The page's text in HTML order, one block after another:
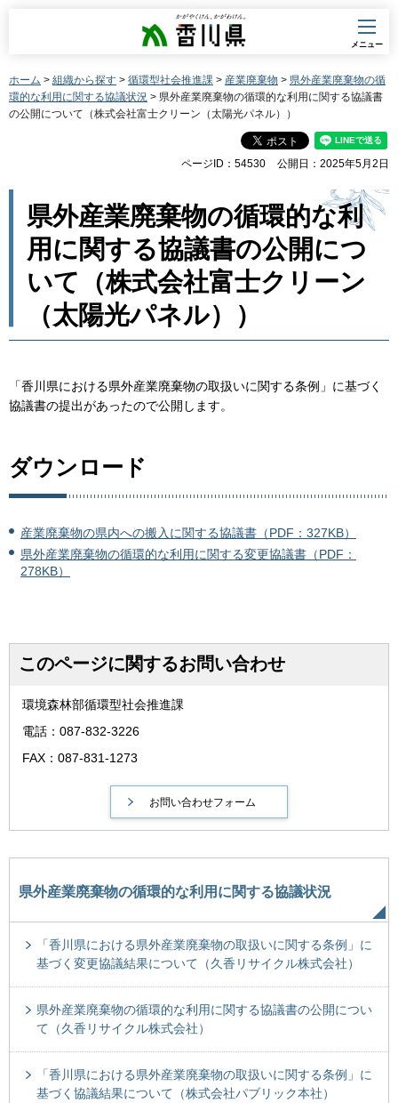
香川県
メニュー
ホーム > 組織から探す > 循環型社会推進課 > 産業廃棄物 > 県外産業廃棄物の循
環的な利用に関する協議状況 > 県外産業廃棄物の循環的な利用に関する協議書
の公開について（株式会社富士クリーン（太陽光パネル））
ページID：54530 公開日：2025年5月2日
県外産業廃棄物の循環的な利
用に関する協議書の公開につ
いて（株式会社富士クリーン
（太陽光パネル））
「香川県における県外産業廃棄物の取扱いに関する条例」に基づく
協議書の提出があったので公開します。
ダウンロード
産業廃棄物の県内への搬入に関する協議書（PDF：327KB）
県外産業廃棄物の循環的な利用に関する変更協議書（PDF：
278KB）
このページに関するお問い合わせ
環境森林部循環型社会推進課
電話：087-832-3226
FAX：087-831-1273
県外産業廃棄物の循環的な利用に関する協議状況
「香川県における県外産業廃棄物の取扱いに関する条例」に
基づく変更協議結果について（久香リサイクル株式会社）
県外産業廃棄物の循環的な利用に関する協議書の公開につい
て（久香リサイクル株式会社）
「香川県における県外産業廃棄物の取扱いに関する条例」に
基づく協議結果について（株式会社パブリック本社）